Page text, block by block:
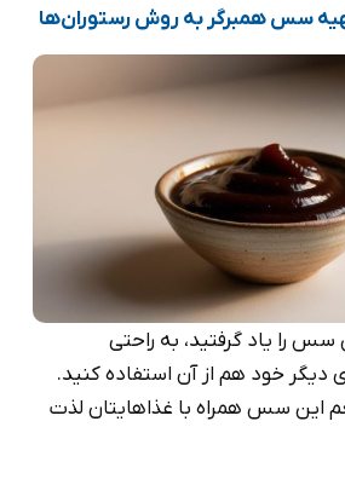
سس همبرگر به روش رستوران‌ها
سس را یاد گرفتید، به راحتی
دیگر خود هم از آن استفاده کنید.
این سس همراه با غذاهایتان لذت